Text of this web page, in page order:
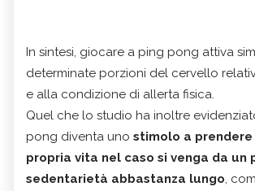
In sintesi, giocare a ping pong attiva
determinate porzioni del cervello
e alla condizione di allerta fisica.
Quel che lo studio ha inoltre
pong diventa uno stimolo a prendere
propria vita nel caso si venga da un
sedentarietà abbastanza lungo,